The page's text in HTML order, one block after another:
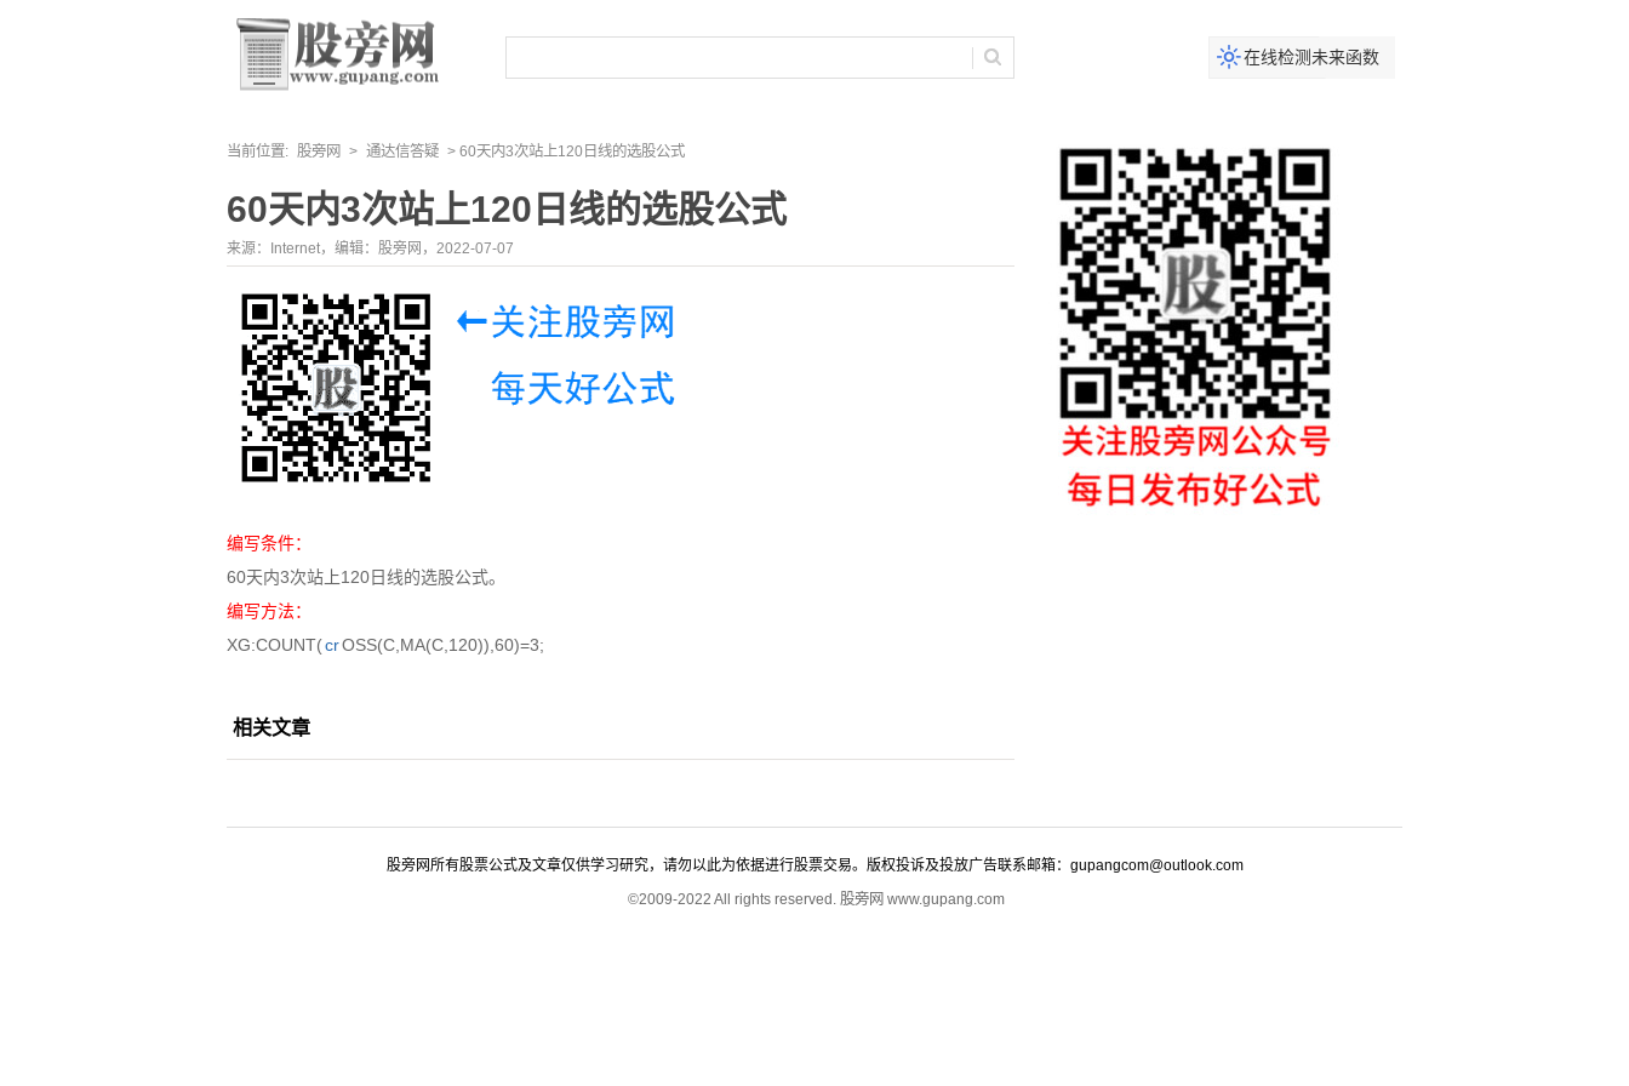
在线检测未来函数
当前位置: 股旁网 > 通达信答疑 > 60天内3次站上120日线的选股公式
60天内3次站上120日线的选股公式
来源：Internet，编辑：股旁网，2022-07-07
编写条件：
60天内3次站上120日线的选股公式。
编写方法：
XG:COUNT(crOSS(C,MA(C,120)),60)=3;
相关文章
股旁网所有股票公式及文章仅供学习研究，请勿以此为依据进行股票交易。版权投诉及投放广告联系邮箱：gupangcom@outlook.com
©2009-2022 All rights reserved. 股旁网 www.gupang.com